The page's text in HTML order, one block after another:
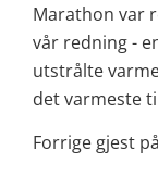
Marathon var
vår redning -
utstrålte
det varmeste
Forrige gjest